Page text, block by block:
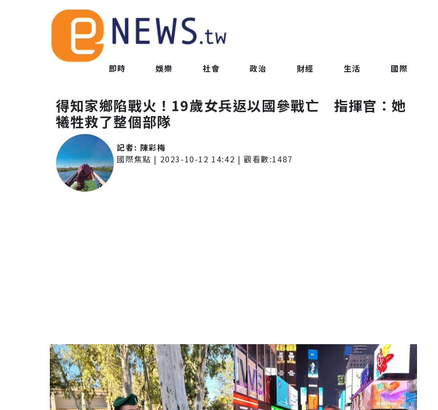
即時 娛樂 社會 政治 財經 生活 國際
得知家鄉陷戰火！19歲女兵返以國參戰亡 指揮官：她
犧牲救了整個部隊
記者: 陳彩梅
國際焦點 | 2023-10-12 14:42 | 觀看數:1487